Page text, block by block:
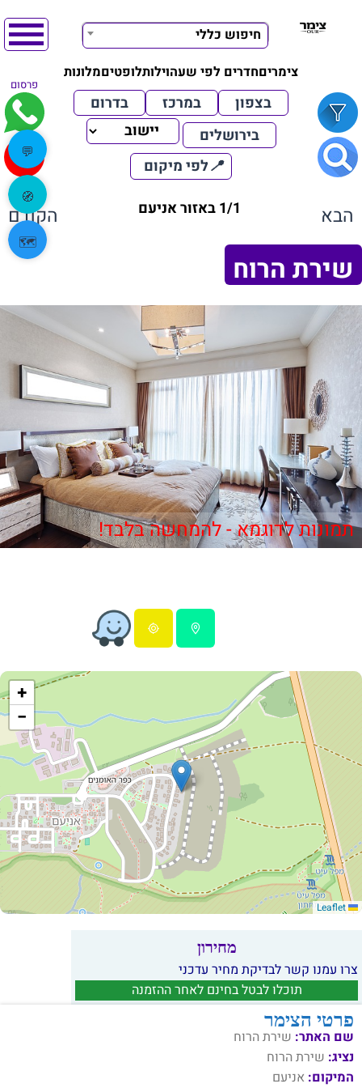
חיפוש כללי
צימריםחדרים לפי שעהוילותלופטיםמלונות
פרסום
בצפון במרכז
בדרום
בירושלים
📍לפי מיקום
הבא 1/1 באזור אניעם הקודם
שירת הרוח
תמונות לדוגמא - להמחשה בלבד!
+
−
מחירון
צרו עמנו קשר לבדיקת מחיר עדכני
תוכלו לבטל בחינם לאחר ההזמנה
פרטי הצימר
שם האתר: שירת הרוח
נציג: שירת הרוח
המיקום: אניעם
💬
🧭
🗺️